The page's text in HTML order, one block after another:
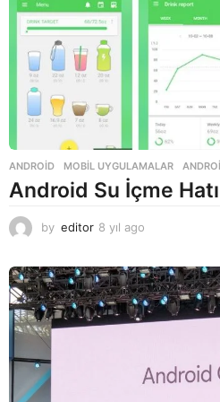
ANDROID ,MOBIL UYGULAMALAR
Android Su İçme
by editor 8 yıl ago
l
a
g